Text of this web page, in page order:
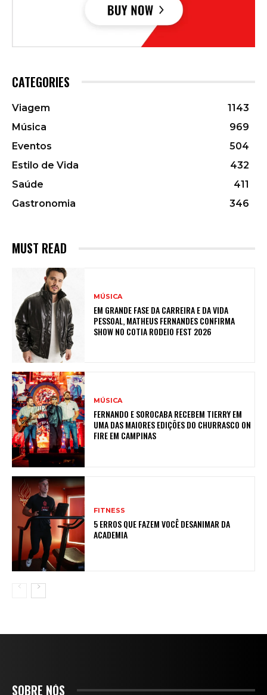
CATEGORIES
Viagem
1143
Música
969
Eventos
504
Estilo de Vida
432
Saúde
411
Gastronomia
346
MUST READ
MÚSICA
EM GRANDE FASE DA CARREIRA E DA VIDA
PESSOAL, MATHEUS FERNANDES CONFIRMA
SHOW NO COTIA RODEIO FEST 2026
MÚSICA
FERNANDO E SOROCABA RECEBEM TIERRY EM
UMA DAS MAIORES EDIÇÕES DO CHURRASCO ON
FIRE EM CAMPINAS
FITNESS
5 ERROS QUE FAZEM VOCÊ DESANIMAR DA
ACADEMIA
SOBRE NÓS